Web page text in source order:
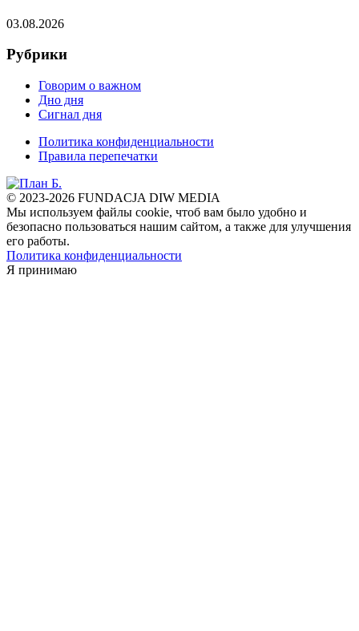
03.08.2026
Рубрики
Говорим о важном
Дно дня
Сигнал дня
Политика конфиденциальности
Правила перепечатки
© 2023-2026 FUNDACJA DIW MEDIA
Мы используем файлы cookie, чтоб вам было удобно и
безопасно пользоваться нашим сайтом, а также для улучшения
его работы.
Политика конфиденциальности
Я принимаю